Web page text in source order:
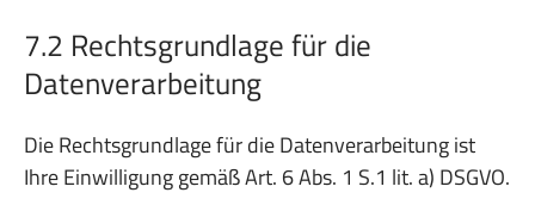
7.2 Rechtsgrundlage für die
Datenverarbeitung
Die Rechtsgrundlage für die Datenverarbeitung ist
Ihre Einwilligung gemäß Art. 6 Abs. 1 S.1 lit. a) DSGVO.